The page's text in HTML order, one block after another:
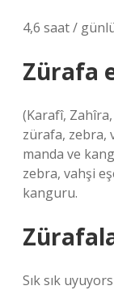
4,6 saat /
Zürafa
(Karafî, Zahîra,
zürafa, zebra,
manda ve
zebra, vahşi
kanguru.
Sık sık